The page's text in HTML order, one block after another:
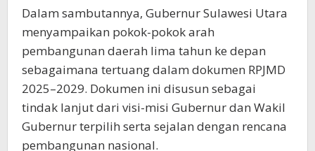
Dalam sambutannya, Gubernur Sulawesi Utara
menyampaikan pokok-pokok arah
pembangunan daerah lima tahun ke depan
sebagaimana tertuang dalam dokumen RPJMD
2025–2029. Dokumen ini disusun sebagai
tindak lanjut dari visi-misi Gubernur dan Wakil
Gubernur terpilih serta sejalan dengan rencana
pembangunan nasional.